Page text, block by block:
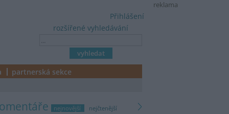
reklama
rozšířené vyhledávání
Přihlášení
partnerská sekce
nejnovější nejčtenější